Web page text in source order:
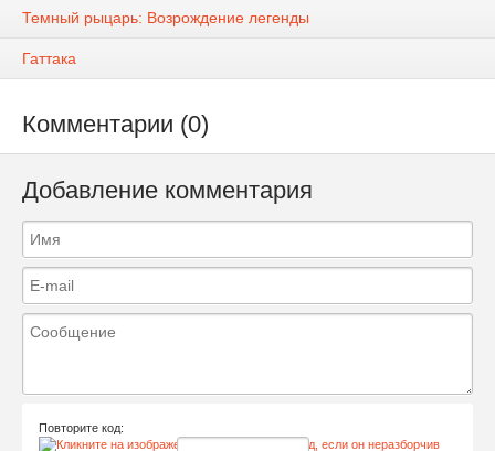
Темный рыцарь: Возрождение легенды
Гаттака
Комментарии (0)
Добавление комментария
Повторите код: